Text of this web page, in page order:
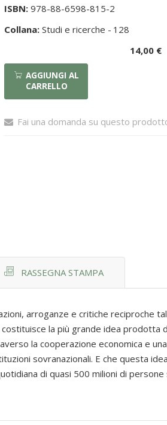
ISBN: 978-88-6598-815-2
Collana: Studi e ricerche - 128
14,00 €
AGGIUNGI AL
CARRELLO
Fai una domanda su questo
RASSEGNA STAMPA
arroganze e critiche reciproche
la più grande idea prodotta
la cooperazione economica e
sovranazionali. E che questa
di quasi 500 milioni di